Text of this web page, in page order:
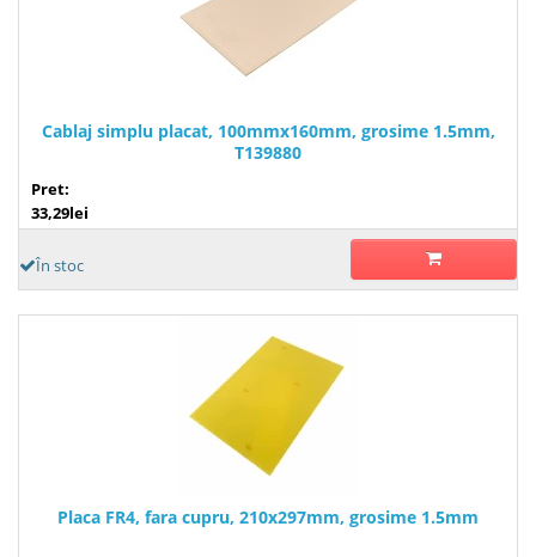
Cablaj simplu placat, 100mmx160mm, grosime 1.5mm,
T139880
Pret:
33,29lei
În stoc
Placa FR4, fara cupru, 210x297mm, grosime 1.5mm